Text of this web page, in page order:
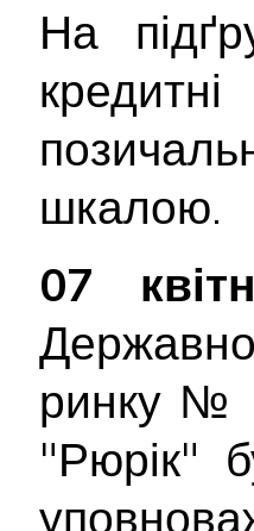
На
шкалою.
07
ринку №
"Рюрік"